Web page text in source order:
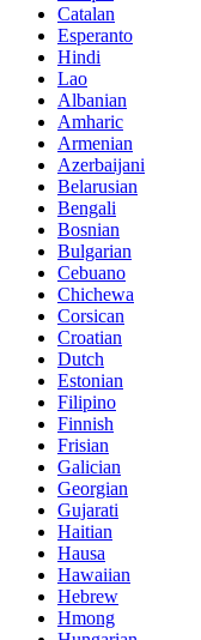
Catalan
Esperanto
Hindi
Lao
Albanian
Amharic
Armenian
Azerbaijani
Belarusian
Bengali
Bosnian
Bulgarian
Cebuano
Chichewa
Corsican
Croatian
Dutch
Estonian
Filipino
Finnish
Frisian
Galician
Georgian
Gujarati
Haitian
Hausa
Hawaiian
Hebrew
Hmong